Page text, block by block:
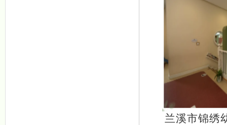
兰溪市锦绣